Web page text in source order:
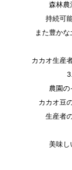
森林農
持続可
また豊かな
カカオ生産
農園の
カカオ豆
生産者
美味し